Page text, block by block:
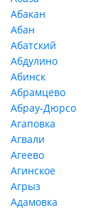
Абакан
Абан
Абатский
Абдулино
Абинск
Абрамцево
Абрау-Дюрсо
Агаповка
Агвали
Агеево
Агинское
Агрыз
Адамовка